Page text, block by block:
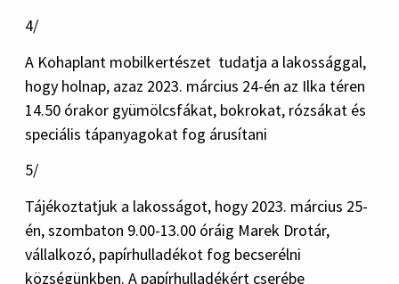
4/
A Kohaplant mobilkertészet tudatja a lakossággal,
hogy holnap, azaz 2023. március 24-én az Ilka téren
14.50 órakor gyümölcsfákat, bokrokat, rózsákat és
speciális tápanyagokat fog árusítani
5/
Tájékoztatjuk a lakosságot, hogy 2023. március 25-
én, szombaton 9.00-13.00 óráig Marek Drotár,
vállalkozó, papírhulladékot fog becserélni
községünkben. A papírhulladékért cserébe